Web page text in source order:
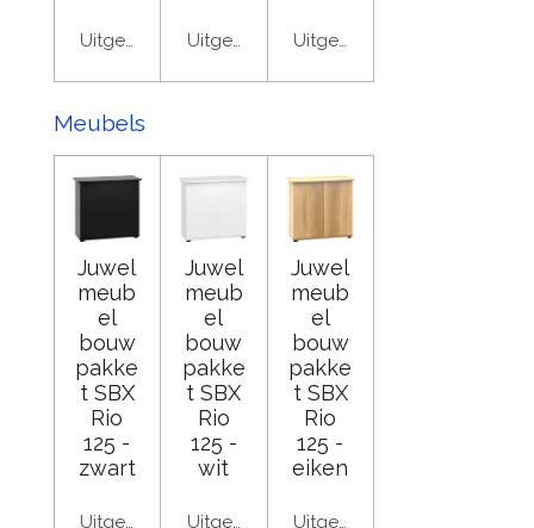
UitgeschakeldUitgeschakeldUitgeschakeld
Meubels
Juwel
meub
el
bouw
pakke
t SBX
Rio
125 -
zwart
Uitgeschakeld
Juwel
meub
el
bouw
pakke
t SBX
Rio
125 -
wit
Uitgeschakeld
Juwel
meub
el
bouw
pakke
t SBX
Rio
125 -
eiken
Uitgeschakeld